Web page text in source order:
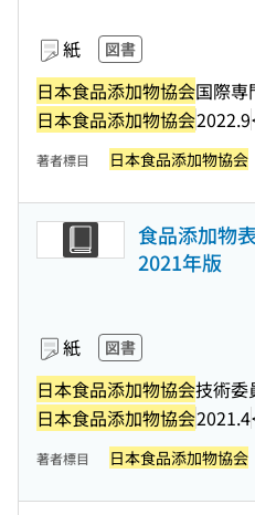
紙 図書
日本食品添加物協会国際専
日本食品添加物協会2022.9
著者標目 日本食品添加物協会
食品添加物
2021年版
紙 図書
日本食品添加物協会技術委
日本食品添加物協会2021.4
著者標目 日本食品添加物協会